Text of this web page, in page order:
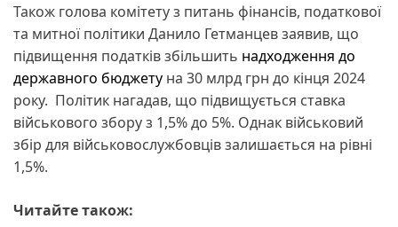
Також голова комітету з питань фінансів, податкової
та митної політики Данило Гетманцев заявив, що
підвищення податків збільшить надходження до
державного бюджету на 30 млрд грн до кінця 2024
року. Політик нагадав, що підвищується ставка
військового збору з 1,5% до 5%. Однак військовий
збір для військовослужбовців залишається на рівні
1,5%.
Читайте також: